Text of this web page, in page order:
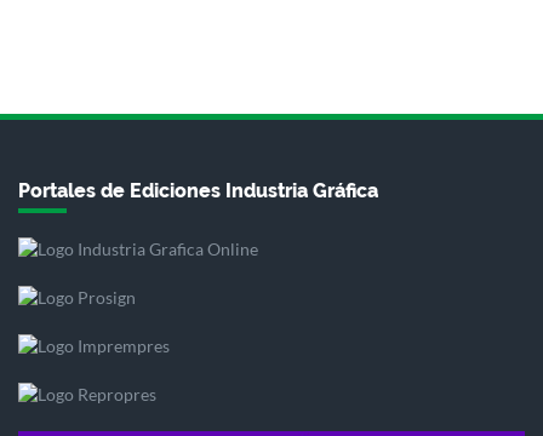
Portales de Ediciones Industria Gráfica